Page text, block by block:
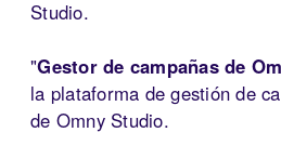
Studio.
"Gestor de campañas de
la plataforma de gestión de
de Omny Studio.